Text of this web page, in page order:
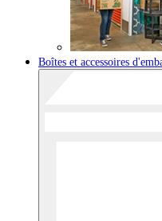
Boîtes et accessoires